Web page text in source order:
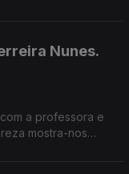
Nunes.
a professora e
mostra-nos